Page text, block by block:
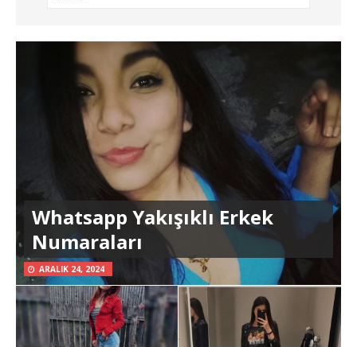
Whatsapp Yakışıklı Erkek
Numaraları
ARALIK 24, 2024